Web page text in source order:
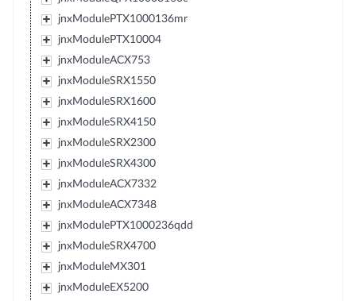
jnxModulePTX1000136mr
jnxModulePTX10004
jnxModuleACX753
jnxModuleSRX1550
jnxModuleSRX1600
jnxModuleSRX4150
jnxModuleSRX2300
jnxModuleSRX4300
jnxModuleACX7332
jnxModuleACX7348
jnxModulePTX1000236qdd
jnxModuleSRX4700
jnxModuleMX301
jnxModuleEX5200